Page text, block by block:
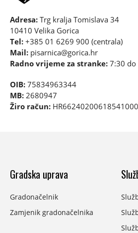
Adresa: Trg kralja Tomislava 34
10410 Velika Gorica
Tel: +385 01 6269 900 (centrala)
Mail: pisarnica@gorica.hr
Radno vrijeme za stranke: 7:30 do
OIB: 75834963344
MB: 2680947
Žiro račun:
Gradska uprava
Gradonačelnik
Zamjenik gradonačelnika